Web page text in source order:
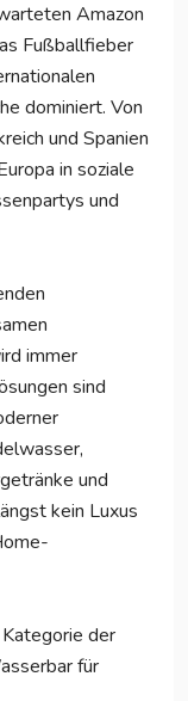
Amazon
Fußballfieber
dominiert. Von
und Spanien
in soziale
und
immer
sind
und
kein Luxus
der
für